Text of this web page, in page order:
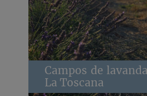
Campos de
La Toscana